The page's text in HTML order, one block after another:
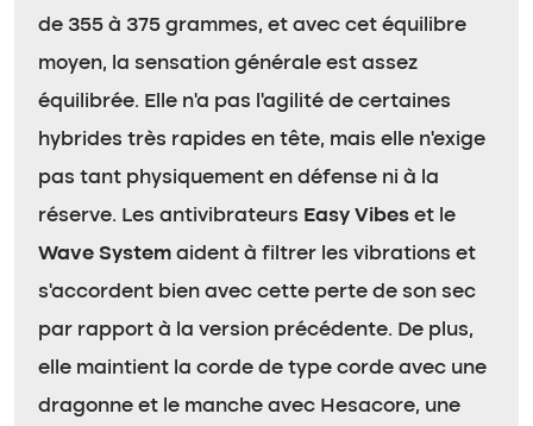
de 355 à 375 grammes, et avec cet équilibre
moyen, la sensation générale est assez
équilibrée. Elle n’a pas l’agilité de certaines
hybrides très rapides en tête, mais elle n’exige
pas tant physiquement en défense ni à la
réserve. Les antivibrateurs Easy Vibes et le
Wave System aident à filtrer les vibrations et
s’accordent bien avec cette perte de son sec
par rapport à la version précédente. De plus,
elle maintient la corde de type corde avec une
dragonne et le manche avec Hesacore, une